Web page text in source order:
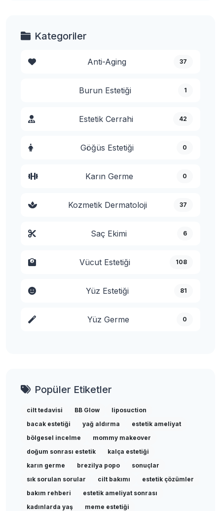
Kategoriler
Anti-Aging 37
Burun Estetiği 1
Estetik Cerrahi 42
Göğüs Estetiği 0
Karın Germe 0
Kozmetik Dermatoloji 37
Saç Ekimi 6
Vücut Estetiği 108
Yüz Estetiği 81
Yüz Germe 0
Popüler Etiketler
cilt tedavisi BB Glow
liposuction
bacak estetiği
yağ aldırma
estetik ameliyat
bölgesel incelme
mommy makeover
doğum sonrası estetik
kalça estetiği
karın germe
brezilya popo
sonuçlar
sık sorulan sorular
cilt bakımı
estetik çözümler
bakım rehberi
estetik ameliyat sonrası
kadınlarda yaş
meme estetiği